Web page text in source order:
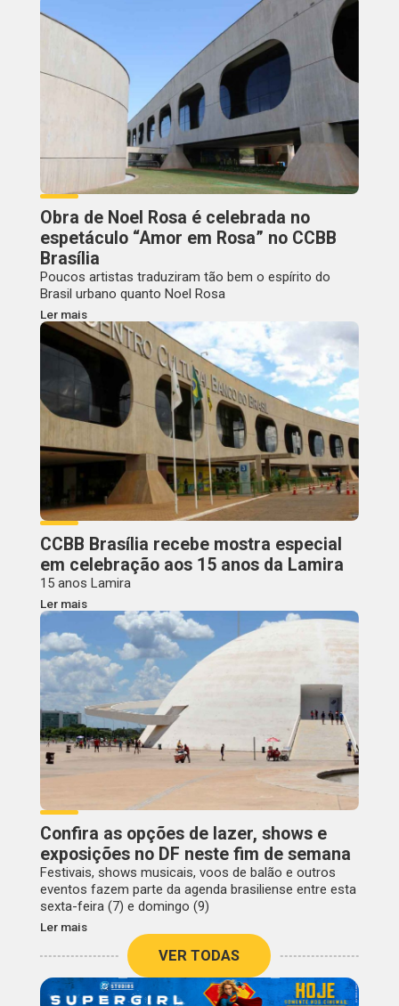
Obra de Noel Rosa é celebrada no
espetáculo “Amor em Rosa” no CCBB
Brasília
Poucos artistas traduziram tão bem o espírito do
Brasil urbano quanto Noel Rosa
Ler mais
CCBB Brasília recebe mostra especial
em celebração aos 15 anos da Lamira
15 anos Lamira
Ler mais
Confira as opções de lazer, shows e
exposições no DF neste fim de semana
Festivais, shows musicais, voos de balão e outros
eventos fazem parte da agenda brasiliense entre esta
sexta-feira (7) e domingo (9)
Ler mais
VER TODAS